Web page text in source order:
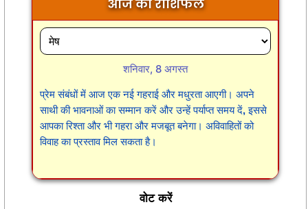
आज का राशिफल
शनिवार, 8 अगस्त
प्रेम संबंधों में आज एक नई गहराई और मधुरता आएगी। अपने
साथी की भावनाओं का सम्मान करें और उन्हें पर्याप्त समय दें, इससे
आपका रिश्ता और भी गहरा और मजबूत बनेगा। अविवाहितों को
विवाह का प्रस्ताव मिल सकता है।
वोट करें